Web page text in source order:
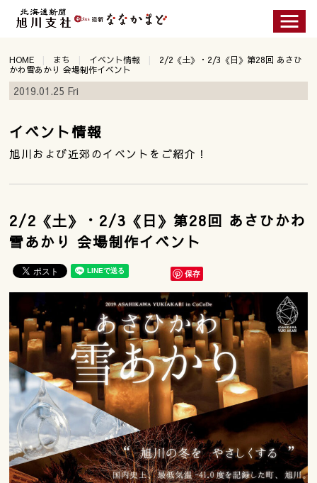
HOME まち イベント情報
2/2《土》・2/3《日》第28回 あさひ
かわ雪あかり 会場制作イベント
2019.01.25 Fri
イベント情報
旭川および近郊のイベントをご紹介！
2/2《土》・2/3《日》第28回 あさひかわ
雪あかり 会場制作イベント
保存